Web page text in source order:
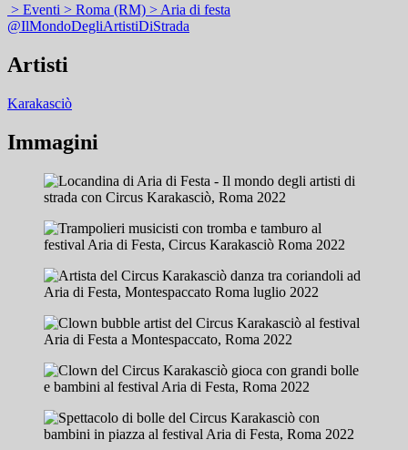
> Eventi > Roma (RM) > Aria di festa
@IlMondoDegliArtistiDiStrada
Artisti
Karakasciò
Immagini